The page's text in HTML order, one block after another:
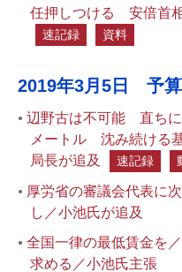
任押しつける 安倍首
速記録 資料
2019年3月5日 予
辺野古は不可能 直ちに
メートル 沈み続ける
局長が追及
速記録
厚労省の審議会代表に
し／小池氏が追及
全国一律の最低賃金を
求める／小池氏主張